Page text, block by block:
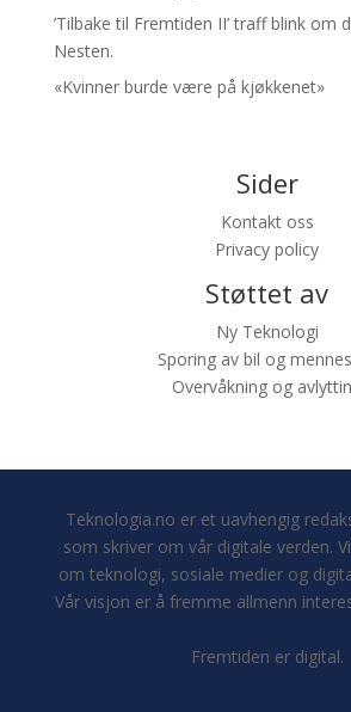
’Tilbake til Fremtiden II’ traff blink om
Nesten.
«Kvinner burde være på kjøkkenet»
Sider
Kontakt oss
Privacy policy
Støttet av
Ny Teknologi
Sporing av bil og
Overvåkning og
Teknologia.no er et uavhengig
som skriver om vår digitale verden.
om teknologi, sosiale medier og
Vår visjon er å fremme allmenn
Fremtiden er digital.